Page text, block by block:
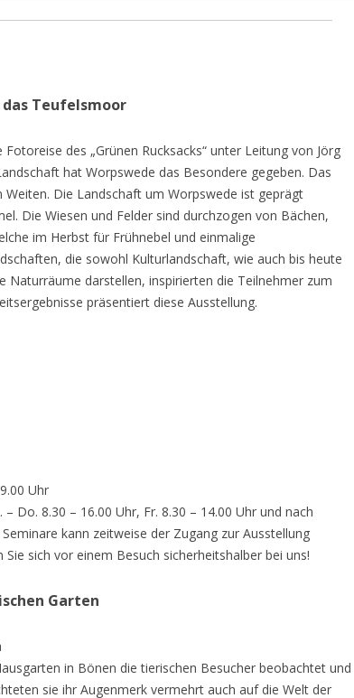
Teufelsmoor
des „Grünen Rucksacks“ unter Leitung von Jörg
hat Worpswede das Besondere gegeben. Das
Die Landschaft um Worpswede ist geprägt
Die Wiesen und Felder sind durchzogen von Bächen,
im Herbst für Frühnebel und einmalige
die sowohl Kulturlandschaft, wie auch bis heute
Naturräume darstellen, inspirierten die Teilnehmer zum
präsentiert diese Ausstellung.
Uhr
Do. 8.30 – 16.00 Uhr, Fr. 8.30 – 14.00 Uhr und nach
kann zeitweise der Zugang zur Ausstellung
sich vor einem Besuch sicherheitshalber bei uns!
Garten
in Bönen die tierischen Besucher beobachtet und
sie ihr Augenmerk vermehrt auch auf die Welt der